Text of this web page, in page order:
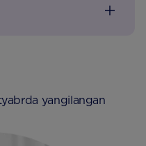
yangilangan